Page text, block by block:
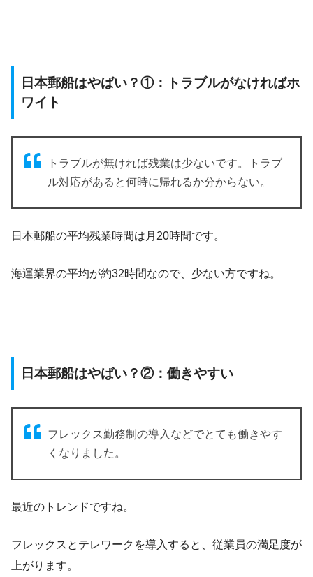
日本郵船はやばい？①：トラブルがなければホ
ワイト
トラブルが無ければ残業は少ないです。トラブ
ル対応があると何時に帰れるか分からない。
日本郵船の平均残業時間は月20時間です。
海運業界の平均が約32時間なので、少ない方ですね。
日本郵船はやばい？②：働きやすい
フレックス勤務制の導入などでとても働きやす
くなりました。
最近のトレンドですね。
フレックスとテレワークを導入すると、従業員の満足度が
上がります。